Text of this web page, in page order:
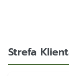
Strefa